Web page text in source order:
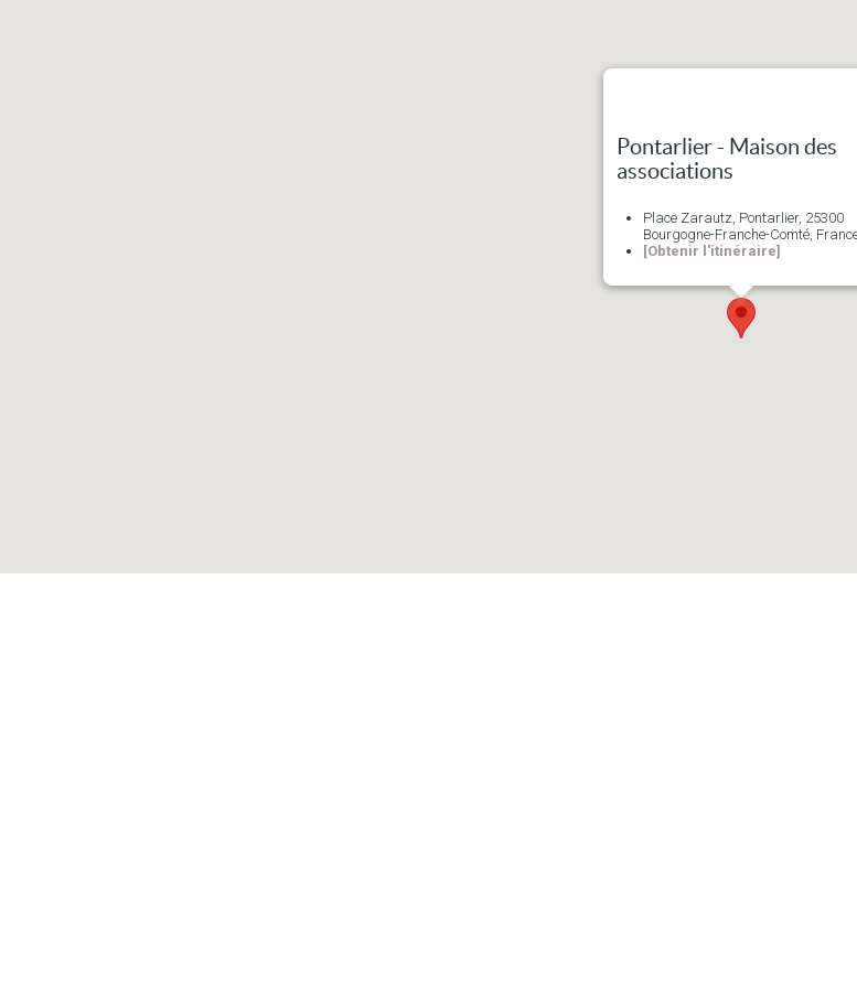
Pontarlier - Maison des
associations
Place Zarautz, Pontarlier, 25300
Bourgogne-Franche-Comté,
[Obtenir l'itinéraire]